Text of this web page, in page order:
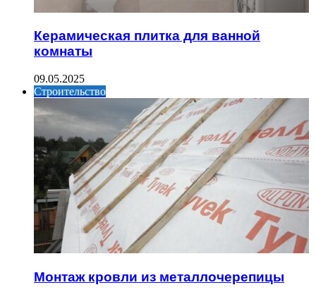
Керамическая плитка для ванной
комнаты
09.05.2025
Строительство
Монтаж кровли из металлочерепицы